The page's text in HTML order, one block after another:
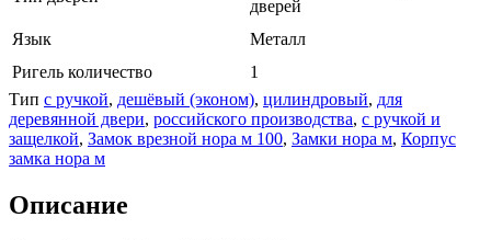
дверей
Язык
Металл
Ригель количество
1
Тип с ручкой, дешёвый (эконом), цилиндровый, для
деревянной двери, российского производства, с ручкой и
защелкой, Замок врезной нора м 100, Замки нора м, Корпус
замка нора м
Описание